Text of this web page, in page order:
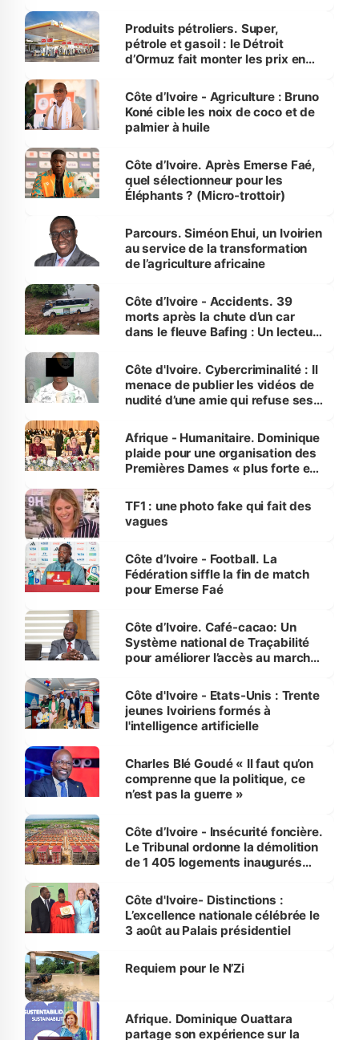
menacées
Produits pétroliers. Super,
pétrole et gasoil : le Détroit
d’Ormuz fait monter les prix en
Côte d’Ivoire - Agriculture : Bruno
Koné cible les noix de coco et de
palmier à huile
Côte d’Ivoire. Après Emerse Faé,
quel sélectionneur pour les
Éléphants ? (Micro-trottoir)
Parcours. Siméon Ehui, un Ivoirien
au service de la transformation
de l’agriculture africaine
Côte d’Ivoire - Accidents. 39
morts après la chute d’un car
dans le fleuve Bafing : Un lecteur
des Transports
Côte d'Ivoire. Cybercriminalité : Il
menace de publier les vidéos de
nudité d’une amie qui refuse ses
Afrique - Humanitaire. Dominique
plaide pour une organisation des
Premières Dames « plus forte et
sur la scène internationale »
TF1 : une photo fake qui fait des
vagues
Côte d’Ivoire - Football. La
Fédération siffle la fin de match
pour Emerse Faé
Côte d’Ivoire. Café-cacao: Un
Système national de Traçabilité
pour améliorer l’accès au marché
Côte d'Ivoire - Etats-Unis : Trente
jeunes Ivoiriens formés à
l'intelligence artificielle
Charles Blé Goudé « Il faut qu’on
comprenne que la politique, ce
n’est pas la guerre »
Côte d’Ivoire - Insécurité foncière.
Le Tribunal ordonne la démolition
de 1 405 logements inaugurés
Bassam
Côte d'Ivoire- Distinctions :
L’excellence nationale célébrée le
3 août au Palais présidentiel
Requiem pour le N’Zi
Afrique. Dominique Ouattara
partage son expérience sur la